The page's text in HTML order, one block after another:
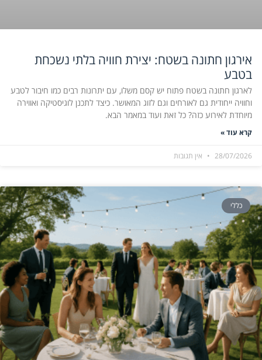
אירגון חתונה בשטח: יצירת חוויה בלתי נשכחת
בטבע
לארגון חתונה בשטח פתוח יש קסם משלו, עם יתרונות רבים כמו חיבור לטבע
וחוויה ייחודית גם לאורחים וגם לזוג המאושר. כיצד לתכנן לוגיסטיקה ואווירה
מיוחדת לאירוע כזה? כל זאת ועוד במאמר הבא.
קרא עוד »
28/07/2026 אין תגובות
כללי